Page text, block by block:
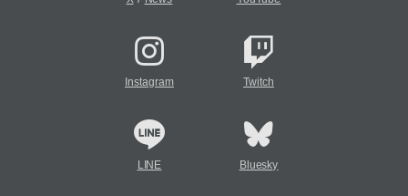
Instagram Twitch
LINE Bluesky